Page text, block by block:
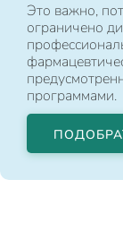
Это важно,
ограничено
программами.